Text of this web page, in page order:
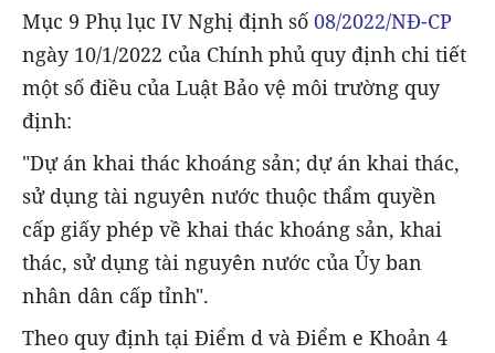
Mục 9 Phụ lục IV Nghị định số 08/2022/NĐ-CP
ngày 10/1/2022 của Chính phủ quy định chi tiết
một số điều của Luật Bảo vệ môi trường quy
định:
"Dự án khai thác khoáng sản; dự án khai thác,
sử dụng tài nguyên nước thuộc thẩm quyền
cấp giấy phép về khai thác khoáng sản, khai
thác, sử dụng tài nguyên nước của Ủy ban
nhân dân cấp tỉnh".
Theo quy định tại Điểm d và Điểm e Khoản 4